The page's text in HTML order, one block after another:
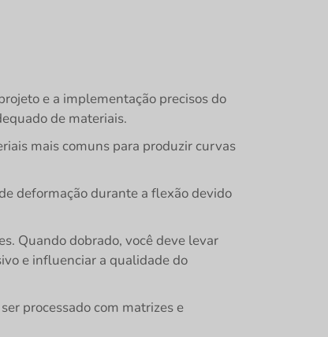
e a implementação precisos do
de materiais.
mais comuns para produzir curvas
deformação durante a flexão devido
Quando dobrado, você deve levar
e influenciar a qualidade do
processado com matrizes e